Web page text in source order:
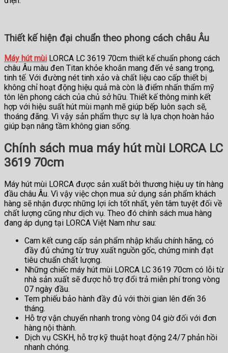
Thiết kế hiện đại chuẩn theo phong cách châu Âu
Máy hút mùi LORCA LC 3619 70cm thiết kế chuẩn phong cách
châu Âu màu đen Titan khỏe khoắn mang đến vẻ sang trọng,
tinh tế. Với đường nét tinh xảo và chất liệu cao cấp thiết bị
không chỉ hoạt động hiệu quả mà còn là điểm nhấn thẩm mỹ
tôn lên phong cách của chủ sở hữu. Thiết kế thông minh kết
hợp với hiệu suất hút mùi mạnh mẽ giúp bếp luôn sạch sẽ,
thoáng đãng. Vì vậy sản phẩm thực sự là lựa chọn hoàn hảo
giúp bạn nâng tầm không gian sống.
Chính sách mua máy hút mùi LORCA LC
3619 70cm
Máy hút mùi LORCA được sản xuất bởi thương hiệu uy tín hàng
đầu châu Âu. Vì vậy việc chọn mua sử dụng sản phẩm khách
hàng sẽ nhận được những lợi ích tốt nhất, yên tâm tuyệt đối về
chất lượng cũng như dịch vụ. Theo đó chính sách mua hàng
đang áp dụng tại LORCA Việt Nam như sau:
Cam kết cung cấp sản phẩm nhập khẩu chính hãng, có
đầy đủ chứng từ truy xuất nguồn gốc, chứng minh đạt
tiêu chuẩn chất lượng.
Những chiếc máy hút mùi LORCA LC 3619 70cm có lỗi từ
nhà sản xuất sẽ được hỗ trợ đổi trả miễn phí trong vòng
07 ngày đầu.
Tem phiếu bảo hành đầy đủ với thời gian lên đến 36
tháng.
Hỗ trợ vận chuyển nhanh trong vòng 04 giờ đối với đơn
hàng nội thành.
Dịch vụ CSKH, hỗ trợ kỹ thuật hoạt động 24/7 phản hồi
nhanh chóng.